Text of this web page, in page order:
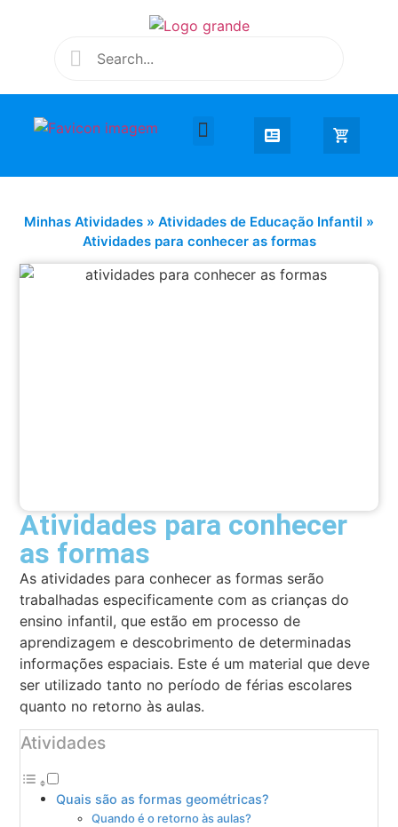
Minhas Atividades » Atividades de Educação Infantil »
Atividades para conhecer as formas
Atividades para conhecer
as formas
As atividades para conhecer as formas serão
trabalhadas especificamente com as crianças do
ensino infantil, que estão em processo de
aprendizagem e descobrimento de determinadas
informações espaciais. Este é um material que deve
ser utilizado tanto no período de férias escolares
quanto no retorno às aulas.
Atividades
Quais são as formas geométricas?
Quando é o retorno às aulas?